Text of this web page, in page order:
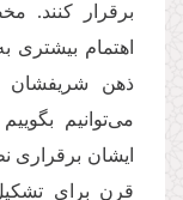
اهتمام بیشتری
ذهن
می‌توانیم
ایشان برقراری
قرن برای